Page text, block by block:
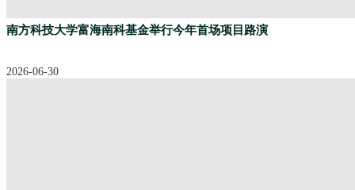
南方科技大学富海南科基金举行今年首场项目路演
2026-06-30